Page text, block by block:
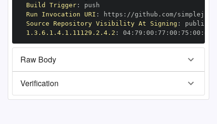
Build Trigger:
Run Invocation URI : https :
Source Repository Visibility At Signing :
1.3.6.1.4.1.11129.2.4.2 : 04: 79 : 00 : 77 : 00 : 75 : 00 : dd
Raw Body
Verification